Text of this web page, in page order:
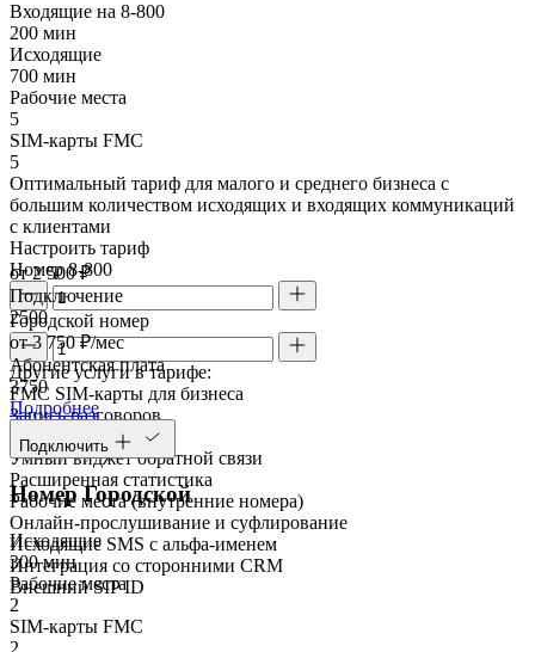
Входящие на 8-800
200 мин
Исходящие
700 мин
Рабочие места
5
SIM-карты FMC
5
Оптимальный тариф для малого и среднего бизнеса с
большим количеством исходящих и входящих коммуникаций
с клиентами
Настроить тариф
Номер 8-800
Городской номер
Другие услуги в тарифе:
FMC SIM-карты для бизнеса
Запись разговоров
Речевая аналитика
Умный виджет обратной связи
Расширенная статистика
Рабочие места (внутренние номера)
Онлайн-прослушивание и суфлирование
Исходящие SMS с альфа-именем
Интеграция со сторонними CRM
Внешний SIP ID
от 2 500 ₽
Подключение
2500
от 3 750 ₽/мес
Абонентская плата
3750
Подробнее
Подключить
Номер Городской
Исходящие
300 мин
Рабочие места
2
SIM-карты FMC
2